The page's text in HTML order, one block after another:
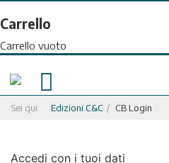
Carrello
Carrello vuoto
Sei qui: Edizioni C&C CB Login
Accedi con i tuoi dati